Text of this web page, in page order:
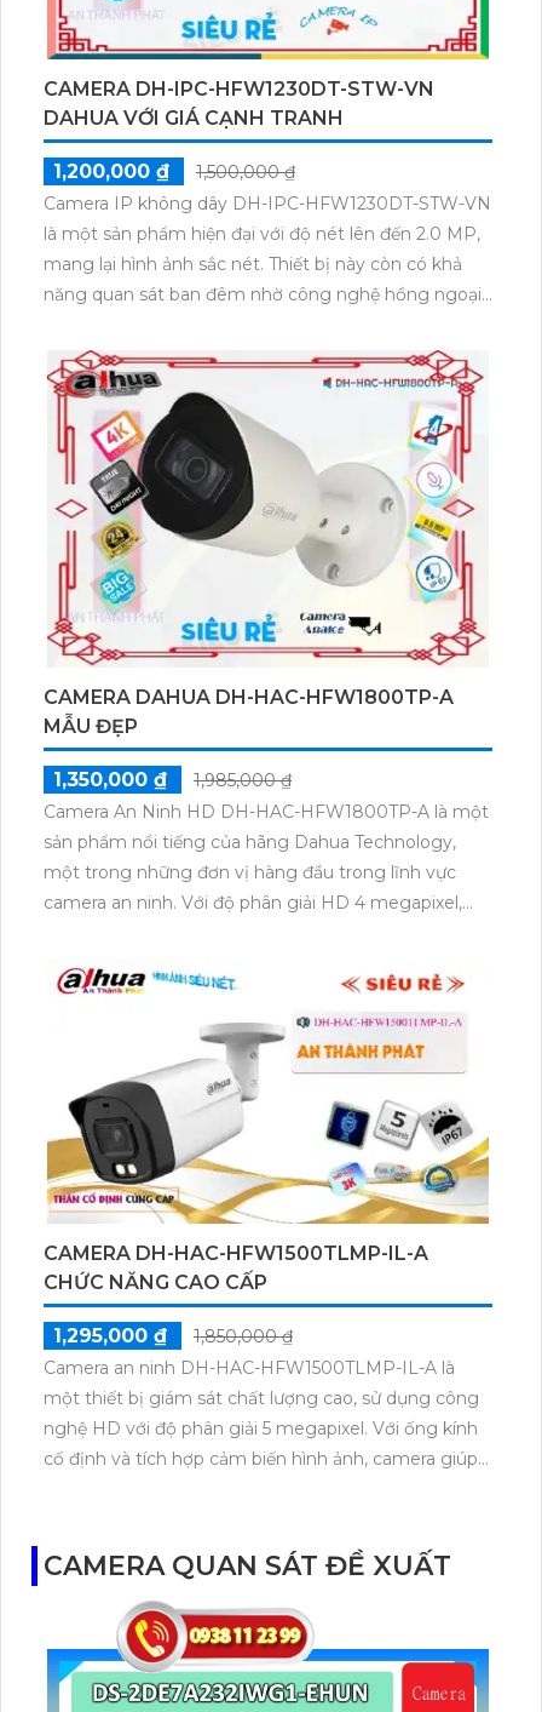
CAMERA DH-IPC-HFW1230DT-STW-VN
DAHUA VỚI GIÁ CẠNH TRANH
1,200,000 ₫
1,500,000 ₫
Camera IP không dây DH-IPC-HFW1230DT-STW-VN
là một sản phẩm hiện đại với độ nét lên đến 2.0 MP,
mang lại hình ảnh sắc nét. Thiết bị này còn có khả
năng quan sát ban đêm nhờ công nghệ hồng ngoại,
camera được sử dụng chủ yếu trong dự án dân dụng.
Camera được thiết kế với công nghệ IP Wifi, cho
phép kết nối không dây tiện lợi. Nó phù hợp cho các
công trình lớn như xưởng sản xuất, kho hàng và nhà
xưởng. Với thân Plastic, camera nhẹ và dễ dàng lắp
đặt. Một ưu điểm khác của sản phẩm này là khả
năng thu âm và loa tích hợp, giúp tăng khả năng
giao tiếp.
CAMERA DAHUA DH-HAC-HFW1800TP-A
MẪU ĐẸP
1,350,000 ₫
1,985,000 ₫
Camera An Ninh HD DH-HAC-HFW1800TP-A là một
sản phẩm nổi tiếng của hãng Dahua Technology,
một trong những đơn vị hàng đầu trong lĩnh vực
camera an ninh. Với độ phân giải HD 4 megapixel,
chi tiết. Thiết kế đẹp mắt, chất lượng vượt trội và khả
năng chống chịu môi trường khắc nghiệt, camera
DH-HAC-HFW1800TP-A được ứng dụng rộng rãi
trong các hệ thống giám sát an ninh, từ gia đình, văn
phòng, nhà hàng đến trung tâm thương mại, bãi giữ
xe và hơn thế nữa. Với nhiều tính năng nổi trội, như
công nghệ Starlight, hồng ngoại thông minh, chống
ngược sáng, camera DH-HAC-HFW1800TP-A đảm
bảo hình ảnh chất lượng cao suốt 24/7.
CAMERA DH-HAC-HFW1500TLMP-IL-A
CHỨC NĂNG CAO CẤP
1,295,000 ₫
1,850,000 ₫
Camera an ninh DH-HAC-HFW1500TLMP-IL-A là
một thiết bị giám sát chất lượng cao, sử dụng công
nghệ HD với độ phân giải 5 megapixel. Với ống kính
cố định và tích hợp cảm biến hình ảnh, camera giúp
xa và nhận dạng mọi tình huống. Loại camera này
còn được tích hợp đèn hồng ngoại để quan sát trong
điều kiện ánh sáng yếu. Với khả năng chống nước và
bụi theo tiêu chuẩn IP67, camera an ninh này có thể
được sử dụng ở mọi môi trường.
CAMERA QUAN SÁT ĐỀ XUẤT